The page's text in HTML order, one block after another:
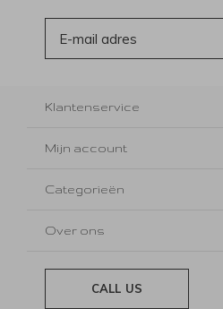
Klantenservice
Mijn account
Categorieën
Over ons
CALL US